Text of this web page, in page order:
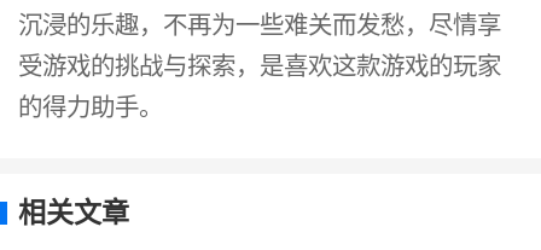
沉浸的乐趣，不再为一些难关而发愁，尽情享
受游戏的挑战与探索，是喜欢这款游戏的玩家
的得力助手。
相关文章